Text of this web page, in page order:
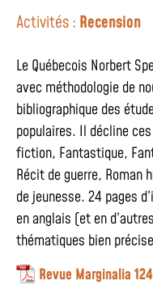
Activités : Recension
Le Québecois Norbert
avec méthodologie de
bibliographique des
populaires. Il décline
fiction, Fantastique,
Récit de guerre, Roman
de jeunesse. 24 pages
en anglais (et en
thématiques bien
Revue Marginalia 124